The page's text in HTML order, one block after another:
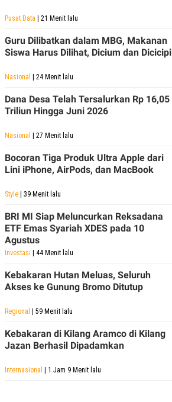
Pusat Data | 21 Menit lalu
Guru Dilibatkan dalam MBG, Makanan
Siswa Harus Dilihat, Dicium dan Dicicipi
Nasional | 24 Menit lalu
Dana Desa Telah Tersalurkan Rp 16,05
Triliun Hingga Juni 2026
Nasional | 27 Menit lalu
Bocoran Tiga Produk Ultra Apple dari
Lini iPhone, AirPods, dan MacBook
Style | 39 Menit lalu
BRI MI Siap Meluncurkan Reksadana
ETF Emas Syariah XDES pada 10
Agustus
Investasi | 44 Menit lalu
Kebakaran Hutan Meluas, Seluruh
Akses ke Gunung Bromo Ditutup
Regional | 59 Menit lalu
Kebakaran di Kilang Aramco di Kilang
Jazan Berhasil Dipadamkan
Internasional | 1 Jam 9 Menit lalu